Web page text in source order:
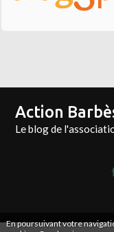
En poursuivant votre
Action
Le blog de